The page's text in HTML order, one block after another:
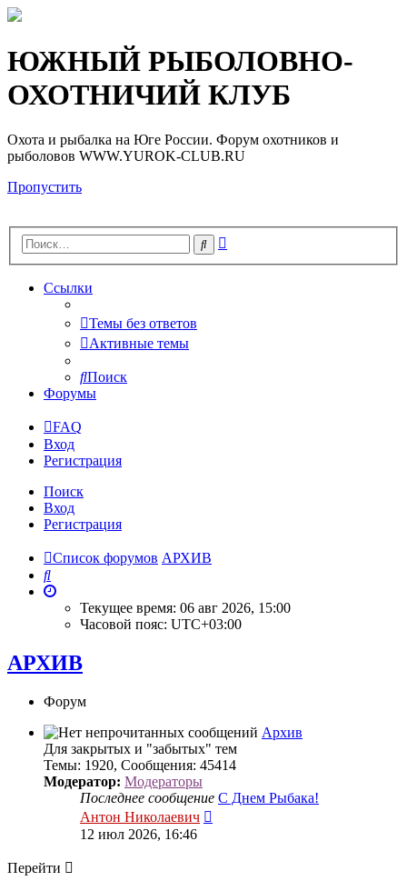
Регистрация
ЮЖНЫЙ РЫБОЛОВНО-
ОХОТНИЧИЙ КЛУБ
Охота и рыбалка на Юге России. Форум охотников и
рыболовов WWW.YUROK-CLUB.RU
Пропустить
Поиск
Ссылки
Темы без ответов
Активные темы
Поиск
Форумы
FAQ
Вход
Регистрация
Поиск
Вход
Регистрация
Список форумов АРХИВ
Поиск
Текущее время: 06 авг 2026, 15:00
Часовой пояс: UTC+03:00
АРХИВ
Форум
Архив
Для закрытых и "забытых" тем
Темы: 1920, Сообщения: 45414
Модератор: Модераторы
Последнее сообщение С Днем Рыбака!
Антон Николаевич
12 июл 2026, 16:46
Перейти